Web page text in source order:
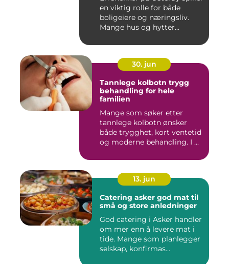
en viktig rolle for både
boligeiere og næringsliv.
Mange hus og hytter...
30. jun
Tannlege kolbotn trygg
behandling for hele
familien
Mange som søker etter
tannlege kolbotn ønsker
både trygghet, kort ventetid
og moderne behandling. I ...
13. jun
Catering asker god mat til
små og store anledninger
God catering i Asker handler
om mer enn å levere mat i
tide. Mange som planlegger
selskap, konfirmas...